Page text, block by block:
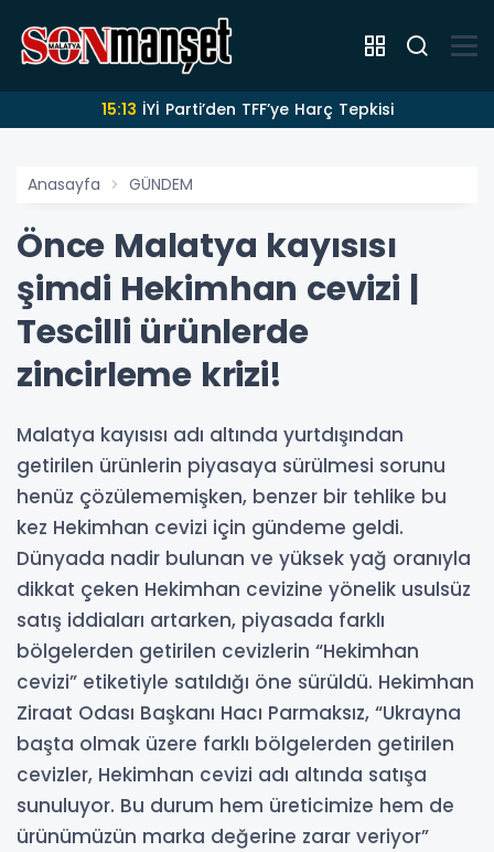
15:13 İYİ Parti’den TFF’ye Harç Tepkisi
Anasayfa GÜNDEM
Önce Malatya kayısısı
şimdi Hekimhan cevizi |
Tescilli ürünlerde
zincirleme krizi!
Malatya kayısısı adı altında yurtdışından
getirilen ürünlerin piyasaya sürülmesi sorunu
henüz çözülememişken, benzer bir tehlike bu
kez Hekimhan cevizi için gündeme geldi.
Dünyada nadir bulunan ve yüksek yağ oranıyla
dikkat çeken Hekimhan cevizine yönelik usulsüz
satış iddiaları artarken, piyasada farklı
bölgelerden getirilen cevizlerin “Hekimhan
cevizi” etiketiyle satıldığı öne sürüldü. Hekimhan
Ziraat Odası Başkanı Hacı Parmaksız, “Ukrayna
başta olmak üzere farklı bölgelerden getirilen
cevizler, Hekimhan cevizi adı altında satışa
sunuluyor. Bu durum hem üreticimize hem de
ürünümüzün marka değerine zarar veriyor”